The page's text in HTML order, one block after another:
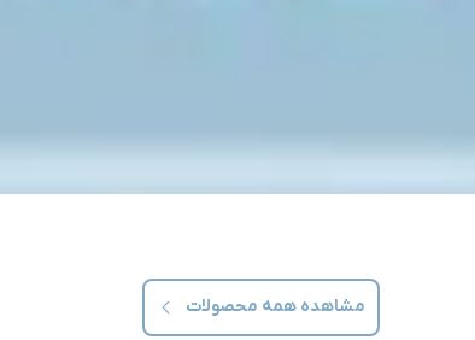
مشاهده همه محصولات